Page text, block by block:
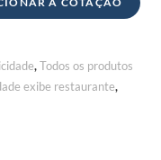
,Todos os produtos
exibe restaurante,